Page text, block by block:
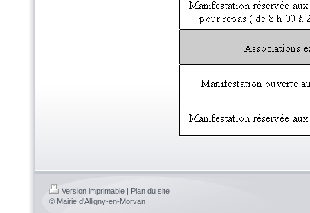
Version imprimable | Plan du site
© Mairie d'Alligny-en-Morvan